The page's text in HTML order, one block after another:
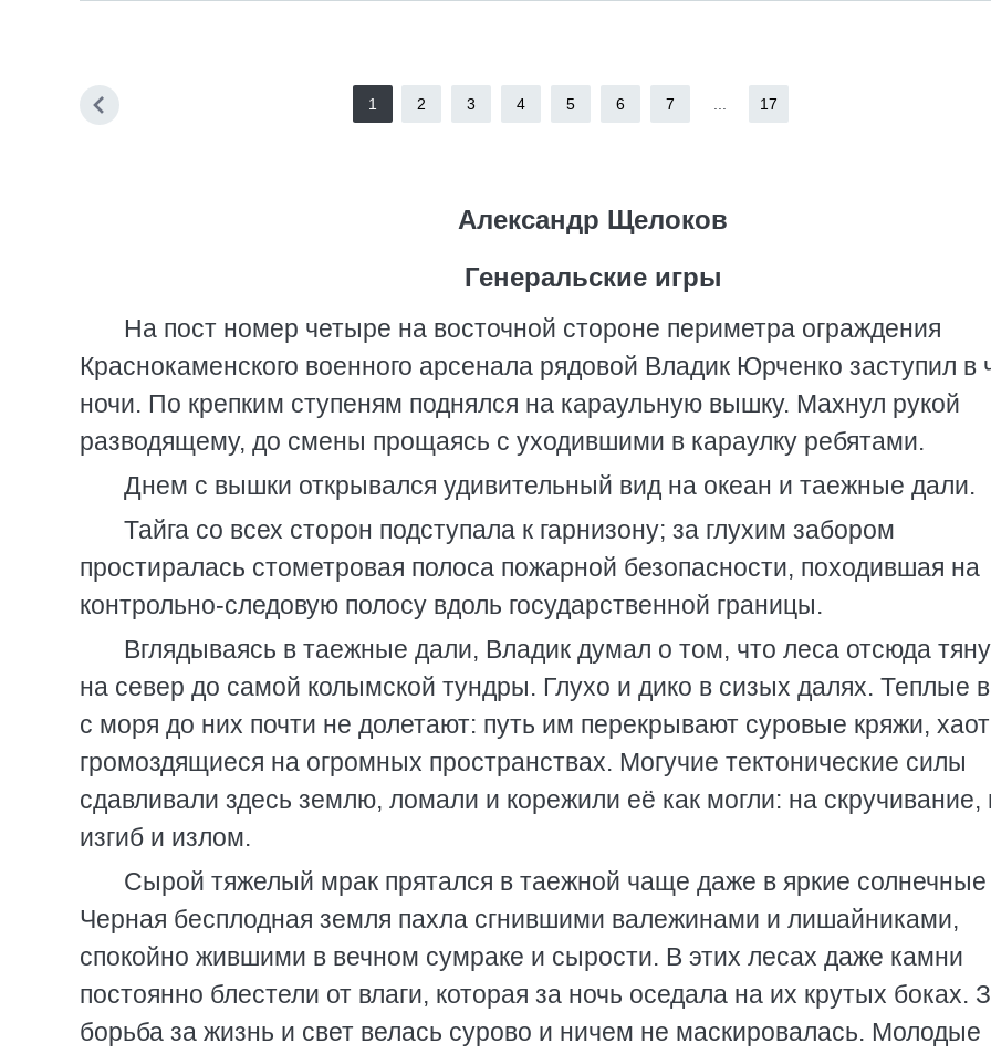
1 2 3 4 5 6 7 17
Александр Щелоков
Генеральские игры
На пост номер четыре на восточной стороне периметра ограждения
Краснокаменского военного арсенала рядовой Владик Юрченко заступил в
ночи. По крепким ступеням поднялся на караульную вышку. Махнул рукой
разводящему, до смены прощаясь с уходившими в караулку ребятами.
Днем с вышки открывался удивительный вид на океан и таежные дали.
Тайга со всех сторон подступала к гарнизону; за глухим забором
простиралась стометровая полоса пожарной безопасности, походившая на
контрольно-следовую полосу вдоль государственной границы.
Вглядываясь в таежные дали, Владик думал о том, что леса отсюда
на север до самой колымской тундры. Глухо и дико в сизых далях. Теплые
с моря до них почти не долетают: путь им перекрывают суровые кряжи,
громоздящиеся на огромных пространствах. Могучие тектонические силы
сдавливали здесь землю, ломали и корежили её как могли: на скручивание,
изгиб и излом.
Сырой тяжелый мрак прятался в таежной чаще даже в яркие солнечные
Черная бесплодная земля пахла сгнившими валежинами и лишайниками,
спокойно жившими в вечном сумраке и сырости. В этих лесах даже камни
постоянно блестели от влаги, которая за ночь оседала на их крутых боках.
борьба за жизнь и свет велась сурово и ничем не маскировалась. Молодые